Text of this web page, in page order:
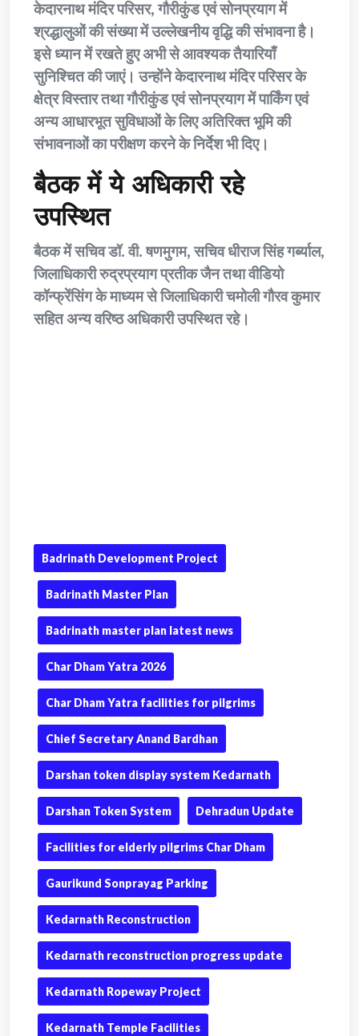
केदारनाथ मंदिर परिसर, गौरीकुंड एवं सोनप्रयाग में
श्रद्धालुओं की संख्या में उल्लेखनीय वृद्धि की संभावना है।
इसे ध्यान में रखते हुए अभी से आवश्यक तैयारियाँ
सुनिश्चित की जाएं। उन्होंने केदारनाथ मंदिर परिसर के
क्षेत्र विस्तार तथा गौरीकुंड एवं सोनप्रयाग में पार्किंग एवं
अन्य आधारभूत सुविधाओं के लिए अतिरिक्त भूमि की
संभावनाओं का परीक्षण करने के निर्देश भी दिए।
बैठक में ये अधिकारी रहे
उपस्थित
बैठक में सचिव डॉ. वी. षणमुगम, सचिव धीराज सिंह गर्ब्याल,
जिलाधिकारी रुद्रप्रयाग प्रतीक जैन तथा वीडियो
कॉन्फ्रेंसिंग के माध्यम से जिलाधिकारी चमोली गौरव कुमार
सहित अन्य वरिष्ठ अधिकारी उपस्थित रहे।
Badrinath Development Project
Badrinath Master Plan
Badrinath master plan latest news
Char Dham Yatra 2026
Char Dham Yatra facilities for pilgrims
Chief Secretary Anand Bardhan
Darshan token display system Kedarnath
Darshan Token System Dehradun Update
Facilities for elderly pilgrims Char Dham
Gaurikund Sonprayag Parking
Kedarnath Reconstruction
Kedarnath reconstruction progress update
Kedarnath Ropeway Project
Kedarnath Temple Facilities